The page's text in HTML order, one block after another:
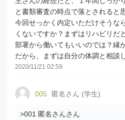
と書類審査の時点で落とされると
今回せっかく内定いただけそうな
くないですか？まずはリハビリだ
部署から働いてもいいのでは？縁
だから、まずは自分の体調と相談
2020/11/21 02:59
005 匿名さん (学生)
>001 匿名さんさん